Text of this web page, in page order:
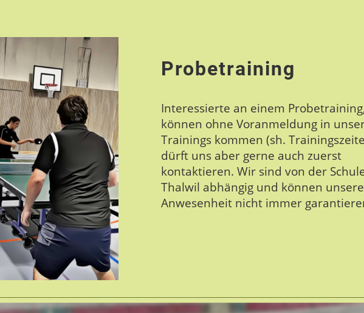
Probetraining
Interessierte an einem
können ohne Voranmeldung in
Trainings kommen (sh.
dürft uns aber gerne auch zuerst
kontaktieren. Wir sind von der
Thalwil abhängig und können unsere
Anwesenheit nicht immer